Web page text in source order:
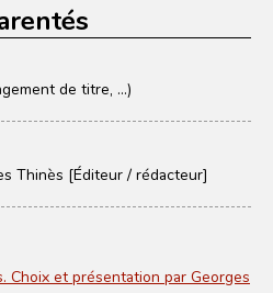
de titre, ...)
Thinès [Éditeur / rédacteur]
Choix et présentation par Georges